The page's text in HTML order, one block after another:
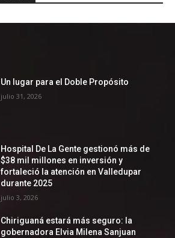
Un lugar para el Doble Propósito
julio 31, 2026
Hospital De La Gente gestionó más de
$38 mil millones en inversión y
fortaleció la atención en Valledupar
durante 2025
julio 3, 2026
Chiriguaná estará más seguro: la
gobernadora Elvia Milena Sanjuan